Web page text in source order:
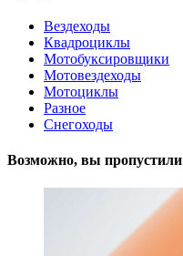
Вездеходы
Квадроциклы
Мотобуксировщики
Мотовездеходы
Мотоциклы
Разное
Снегоходы
Возможно, вы пропустили